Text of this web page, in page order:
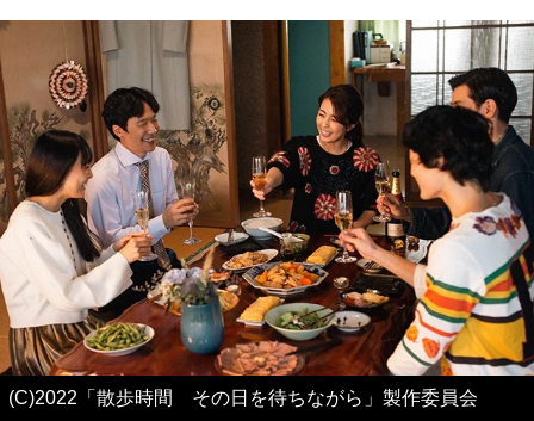
(C)2022「散歩時間 その日を待ちながら」製作委員会
まだまだ画像は続きます。画像（4/6）
↓ スクロールで次の写真 ↓